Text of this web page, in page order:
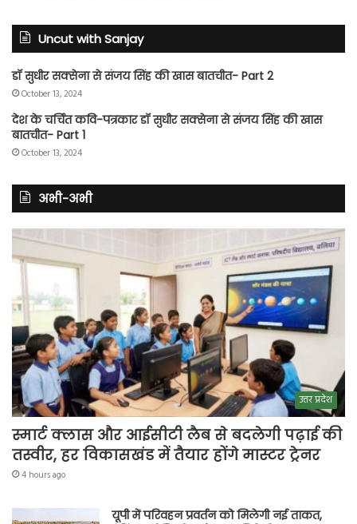
Uncut with Sanjay
डॉ सुधीर सक्सेना से संजय सिंह की खास बातचीत- Part 2
October 13, 2024
देश के चर्चित कवि-पत्रकार डॉ सुधीर सक्सेना से संजय सिंह की खास
बातचीत- Part 1
October 13, 2024
अभी-अभी
उत्तर प्रदेश
स्मार्ट क्लास और आईसीटी लैब से बदलेगी पढ़ाई की
तस्वीर, हर विकासखंड में तैयार होंगे मास्टर ट्रेनर
4 hours ago
यूपी में परिवहन प्रवर्तन को मिलेगी नई ताकत,